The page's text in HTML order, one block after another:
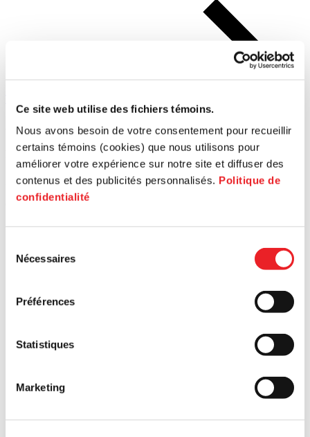
Ce site web utilise des fichiers témoins.
Nous avons besoin de votre consentement pour recueillir
certains témoins (cookies) que nous utilisons pour
améliorer votre expérience sur notre site et diffuser des
contenus et des publicités personnalisés. Politique de
confidentialité
Nécessaires
Préférences
Statistiques
Marketing
Article
Rapport annuel immobilier 2025 | PME MTL Ouest-de-l’Île
21 mai
Ouest-de-l'Île